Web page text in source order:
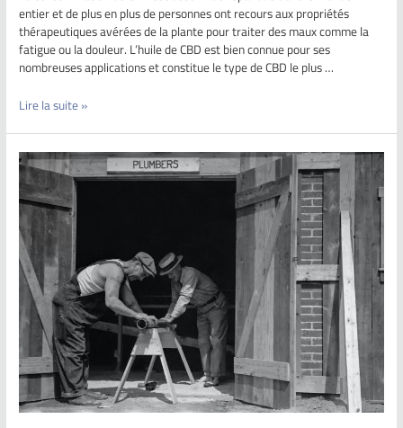
entier et de plus en plus de personnes ont recours aux propriétés
thérapeutiques avérées de la plante pour traiter des maux comme la
fatigue ou la douleur. L’huile de CBD est bien connue pour ses
nombreuses applications et constitue le type de CBD le plus …
Lire la suite »